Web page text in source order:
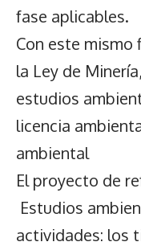
fase aplicables.
Con este mismo
la Ley de
estudios
licencia
ambiental
El proyecto de
Estudios
actividades: los